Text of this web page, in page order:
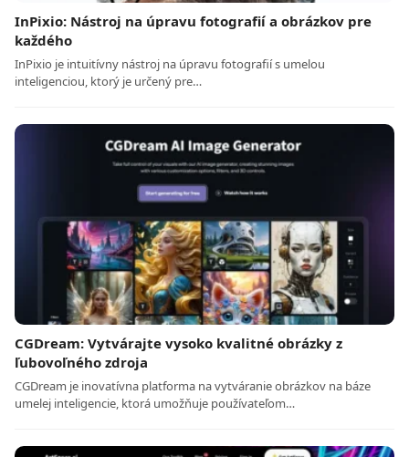
InPixio: Nástroj na úpravu fotografií a obrázkov pre
každého
InPixio je intuitívny nástroj na úpravu fotografií s umelou
inteligenciou, ktorý je určený pre…
CGDream: Vytvárajte vysoko kvalitné obrázky z
ľubovoľného zdroja
CGDream je inovatívna platforma na vytváranie obrázkov na báze
umelej inteligencie, ktorá umožňuje používateľom…